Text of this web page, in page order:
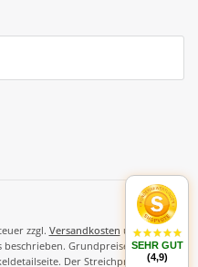
zzgl. Versandkosten und ggf.
Grundpreise und Preise
Der Streichpreis ist der
SEHR GUT
(4,9)